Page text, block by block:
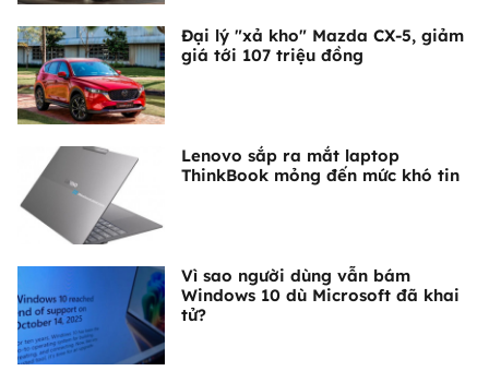
Đại lý "xả kho" Mazda CX-5, giảm
giá tới 107 triệu đồng
Lenovo sắp ra mắt laptop
ThinkBook mỏng đến mức khó tin
Vì sao người dùng vẫn bám
Windows 10 dù Microsoft đã khai
tử?